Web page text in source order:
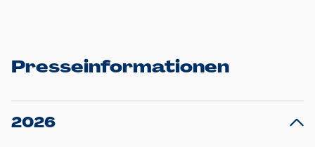
Presseinformationen
2026